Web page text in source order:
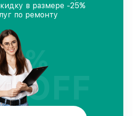
в размере -25%
по ремонту
%
OFF